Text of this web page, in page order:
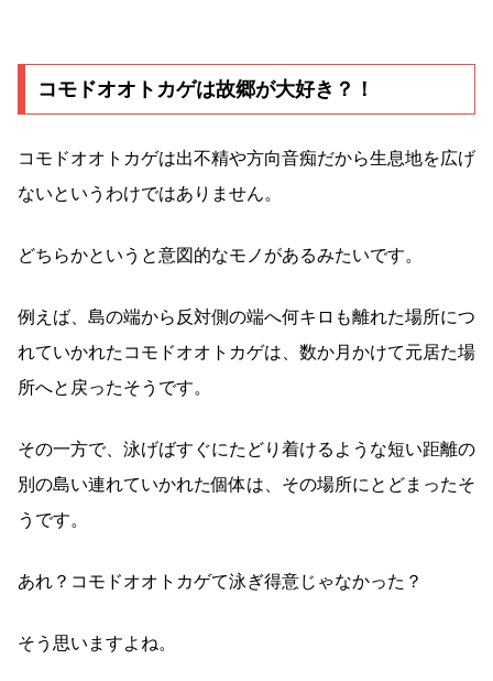
コモドオオトカゲは故郷が大好き？！
コモドオオトカゲは出不精や方向音痴だから生息地を広げ
ないというわけではありません。
どちらかというと意図的なモノがあるみたいです。
例えば、島の端から反対側の端へ何キロも離れた場所につ
れていかれたコモドオオトカゲは、数か月かけて元居た場
所へと戻ったそうです。
その一方で、泳げばすぐにたどり着けるような短い距離の
別の島い連れていかれた個体は、その場所にとどまったそ
うです。
あれ？コモドオオトカゲて泳ぎ得意じゃなかった？
そう思いますよね。